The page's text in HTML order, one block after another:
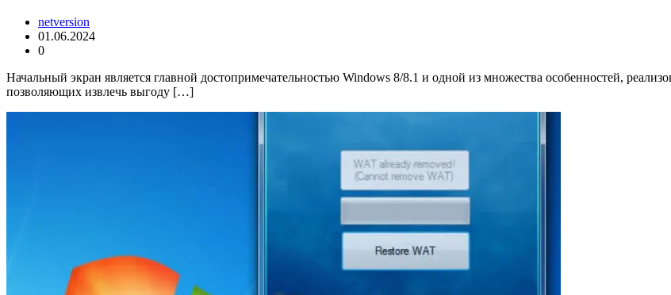
netversion
01.06.2024
0
Начальный экран является главной достопримечательностью Windows 8/8.1 и одной из множества особенностей,
позволяющих извлечь выгоду […]